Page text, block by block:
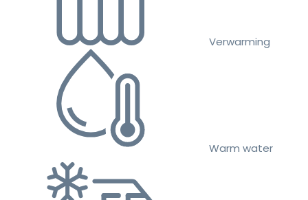
Verwarming
Warm water